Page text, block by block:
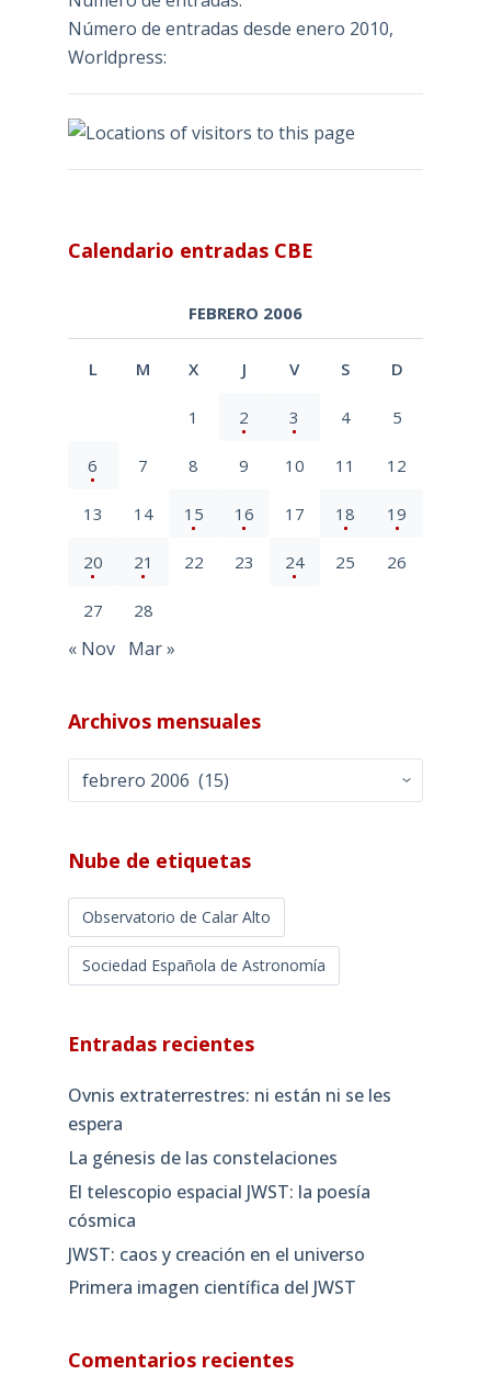
Número de entradas desde enero 2010,
Worldpress:
Calendario entradas CBE
FEBRERO 2006
L M X J V S D
1 2 3 4 5
6 7 8 9 10 11 12
13 14 15 16 17 18 19
20 21 22 23 24 25 26
27 28
« Nov Mar »
Archivos mensuales
Archivos
mensuales
Nube de etiquetas
Observatorio de Calar Alto
Sociedad Española de Astronomía
Entradas recientes
Ovnis extraterrestres: ni están ni se les
espera
La génesis de las constelaciones
El telescopio espacial JWST: la poesía
cósmica
JWST: caos y creación en el universo
Primera imagen científica del JWST
Comentarios recientes